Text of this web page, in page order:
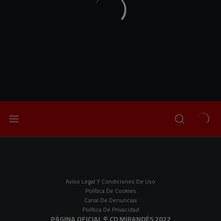
Aviso Legal Y Condiciones De Uso
Política De Cookies
Canal De Denuncias
Política De Privacidad